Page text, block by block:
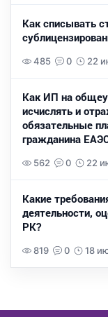
Как списывать
485 0 22
Как ИП на
исчислять и
обязательные
гражданина
562 0 22
Какие
деятельности,
РК?
819 0 18